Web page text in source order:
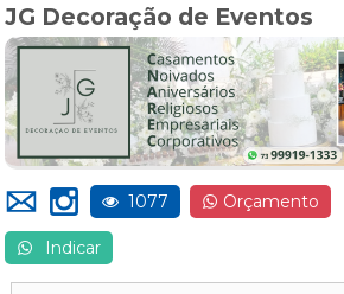
JG Decoração de Eventos
1077 Orçamento
Indicar